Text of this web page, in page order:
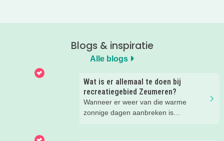
Blogs & inspiratie
Alle blogs
Wat is er allemaal te doen bij
recreatiegebied Zeumeren?
Wanneer er weer van die warme
zonnige dagen aanbreken is